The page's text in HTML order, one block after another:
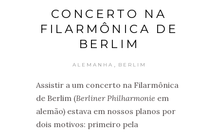
CONCERTO NA
FILARMÔNICA DE
BERLIM
ALEMANHA BERLIM
Assistir a um concerto na Filarmônica
de Berlim (Berliner Philharmonie em
alemão) estava em nossos planos por
dois motivos: primeiro pela